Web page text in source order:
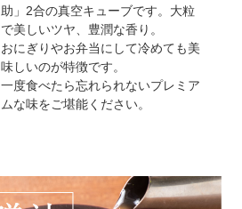
助」2合の真空キューブです。大粒
で美しいツヤ、豊潤な香り。
おにぎりやお弁当にして冷めても美
味しいのが特徴です。
一度食べたら忘れられないプレミア
ムな味をご堪能ください。